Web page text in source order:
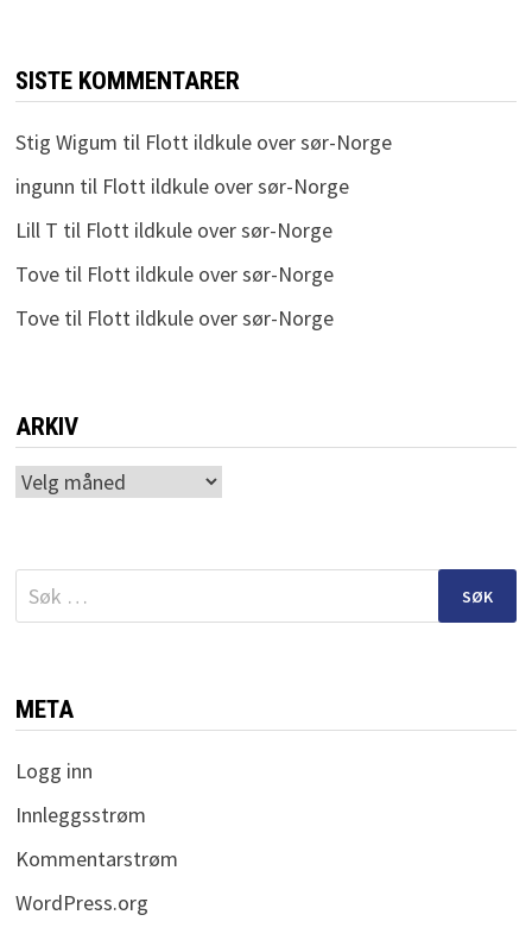
SISTE KOMMENTARER
Stig Wigum til Flott ildkule over sør-Norge
ingunn til Flott ildkule over sør-Norge
Lill T til Flott ildkule over sør-Norge
Tovetil Flott ildkule over sør-Norge
Tovetil Flott ildkule over sør-Norge
ARKIV
Arkiv
Søk
etter:
META
Logg inn
Innleggsstrøm
Kommentarstrøm
WordPress.org